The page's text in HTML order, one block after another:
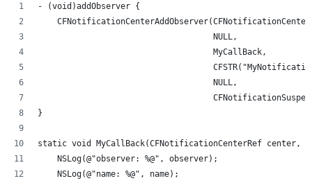
- (void)addObserver {
                                    NULL,
                                    MyCallBack,
                                    NULL,
}
static void MyCallBack(CFNotificationCenterRef center,
    NSLog(@"observer: %@", observer);
    NSLog(@"name: %@", name);